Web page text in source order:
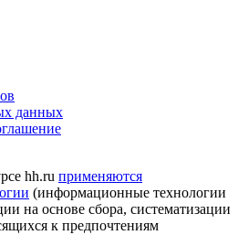
данных
hh.ru применяются
(информационные технологии
на основе сбора, систематизации
к предпочтениям